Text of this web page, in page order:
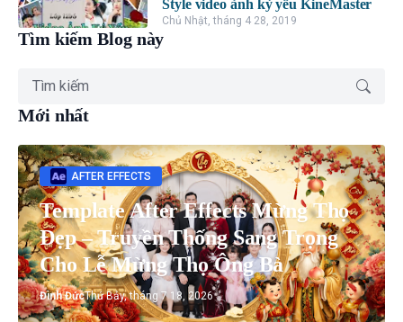
Style video ảnh kỷ yếu KineMaster
Chủ Nhật, tháng 4 28, 2019
Tìm kiếm Blog này
Mới nhất
AFTER EFFECTS
Template After Effects Mừng Thọ
Đẹp – Truyền Thống Sang Trọng
Cho Lễ Mừng Thọ Ông Bà
Đình ĐứcThứ Bảy, tháng 7 18, 2026